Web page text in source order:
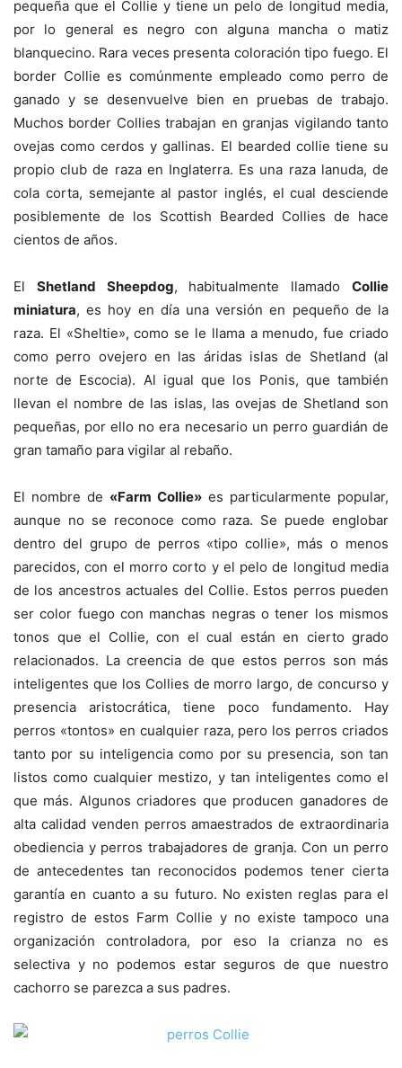
pequeña que el Collie y tiene un pelo de longitud media,
por lo general es negro con alguna mancha o matiz
blanquecino. Rara veces presenta coloración tipo fuego. El
border Collie es comúnmente empleado como perro de
ganado y se desenvuelve bien en pruebas de trabajo.
Muchos border Collies trabajan en granjas vigilando tanto
ovejas como cerdos y gallinas. El bearded collie tiene su
propio club de raza en Inglaterra. Es una raza lanuda, de
cola corta, semejante al pastor inglés, el cual desciende
posiblemente de los Scottish Bearded Collies de hace
cientos de años.
El Shetland Sheepdog, habitualmente llamadoCollie
miniatura, es hoy en día una versión en pequeño de la
raza. El «Sheltie», como se le llama a menudo, fue criado
como perro ovejero en las áridas islas de Shetland (al
norte de Escocia). Al igual que los Ponis, que también
llevan el nombre de las islas, las ovejas de Shetland son
pequeñas, por ello no era necesario un perro guardián de
gran tamaño para vigilar al rebaño.
El nombre de «Farm Collie» es particularmente popular,
aunque no se reconoce como raza. Se puede englobar
dentro del grupo de perros «tipo collie», más o menos
parecidos, con el morro corto y el pelo de longitud media
de los ancestros actuales del Collie. Estos perros pueden
ser color fuego con manchas negras o tener los mismos
tonos que el Collie, con el cual están en cierto grado
relacionados. La creencia de que estos perros son más
inteligentes que los Collies de morro largo, de concurso y
presencia aristocrática, tiene poco fundamento. Hay
perros «tontos» en cualquier raza, pero los perros criados
tanto por su inteligencia como por su presencia, son tan
listos como cualquier mestizo, y tan inteligentes como el
que más. Algunos criadores que producen ganadores de
alta calidad venden perros amaestrados de extraordinaria
obediencia y perros trabajadores de granja. Con un perro
de antecedentes tan reconocidos podemos tener cierta
garantía en cuanto a su futuro. No existen reglas para el
registro de estos Farm Collie y no existe tampoco una
organización controladora, por eso la crianza no es
selectiva y no podemos estar seguros de que nuestro
cachorro se parezca a sus padres.